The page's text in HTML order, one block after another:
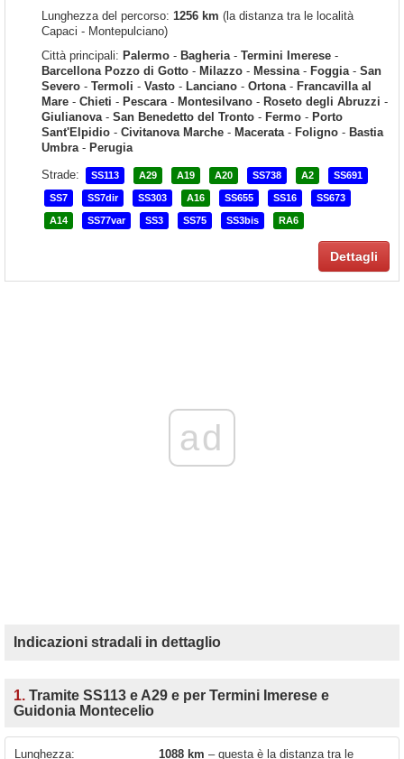
Lunghezza del percorso: 1256 km (la distanza tra le località
Capaci - Montepulciano)
Città principali: Palermo - Bagheria- Termini Imerese -
Barcellona Pozzo di Gotto - Milazzo - Messina- Foggia- San
Severo - Termoli - Vasto - Lanciano - Ortona- Francavilla al
Mare - Chieti - Pescara- Montesilvano - Roseto degli Abruzzi -
Giulianova- San Benedetto del Tronto - Fermo - Porto
Sant'Elpidio - Civitanova Marche - Macerata- Foligno - Bastia
Umbra- Perugia
Strade:
SS113 A29 A19 A20 SS738 A2 SS691
SS7 SS7dir SS303 A16 SS655 SS16 SS673
A14 SS77var SS3 SS75 SS3bis RA6
Dettagli
ad
Indicazioni stradali in dettaglio
1. Tramite SS113 e A29 e per Termini Imerese e
Guidonia Montecelio
Lunghezza: 1088 km – questa è la distanza tra le